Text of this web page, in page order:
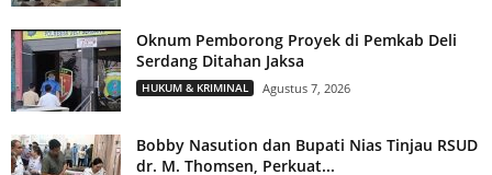
Oknum Pemborong Proyek di Pemkab Deli
Serdang Ditahan Jaksa
HUKUM & KRIMINAL Agustus 7, 2026
Bobby Nasution dan Bupati Nias Tinjau RSUD
dr. M. Thomsen, Perkuat...